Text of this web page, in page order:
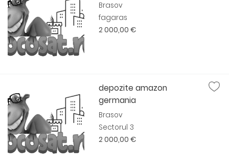
Brasov
fagaras
2 000,00 €
depozite amazon
germania
Brasov
Sectorul 3
2 000,00 €